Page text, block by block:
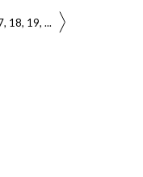
18 19 ...